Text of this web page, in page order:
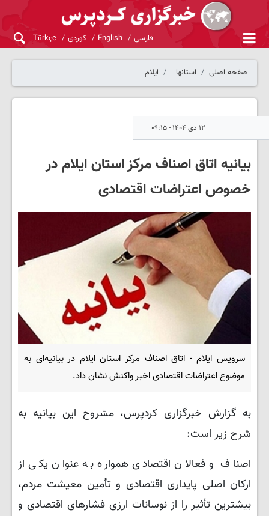
فارسی English کوردی Türkçe
صفحه اصلی استانها ایلام
۱۲ دی ۱۴۰۴ - ۰۹:۱۵
بیانیه اتاق اصناف مرکز استان ایلام در
خصوص اعتراضات اقتصادی
سرویس ایلام - اتاق اصناف مرکز استان ایلام در بیانیه‌ای به
موضوع اعتراضات اقتصادی اخیر واکنش نشان داد.
به گزارش خبرگزاری کردپرس، مشروح این بیانیه به
شرح زیر است:
اصناف و فعالان اقتصادی همواره به عنوان یکی از
ارکان اصلی پایداری اقتصادی و تأمین معیشت مردم،
بیشترین تأثیر را از نوسانات ارزی فشارهای اقتصادی و